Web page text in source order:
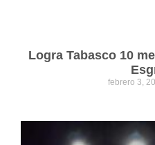
Logra Tabasco 10
febrero 3,